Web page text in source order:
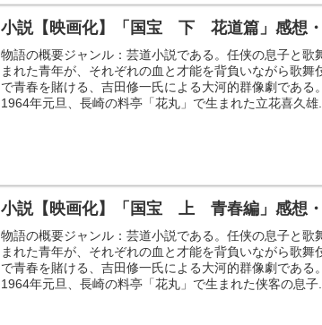
小説【映画化】「国宝 下 花道篇」感想
物語の概要ジャンル：芸道小説である。任侠の息子と歌
まれた青年が、それぞれの血と才能を背負いながら歌舞
で青春を賭ける、吉田修一氏による大河的群像劇である
1964年元旦、長崎の料亭「花丸」で生まれた立花喜久雄...
小説【映画化】「国宝 上 青春編」感想
物語の概要ジャンル：芸道小説である。任侠の息子と歌
まれた青年が、それぞれの血と才能を背負いながら歌舞
で青春を賭ける、吉田修一氏による大河的群像劇である
1964年元旦、長崎の料亭「花丸」で生まれた侠客の息子...